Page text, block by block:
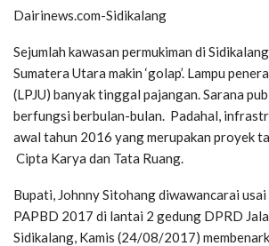
Dairinews.com-Sidikalang
Sejumlah kawasan permukiman di
Sumatera Utara makin ‘golap’. Lampu
(LPJU) banyak tinggal pajangan. Sarana
berfungsi berbulan-bulan. Padahal,
awal tahun 2016 yang merupakan proyek
Cipta Karya dan Tata Ruang.
Bupati, Johnny Sitohang diwawancarai
PAPBD 2017 di lantai 2 gedung DPRD
Sidikalang, Kamis (24/08/2017)